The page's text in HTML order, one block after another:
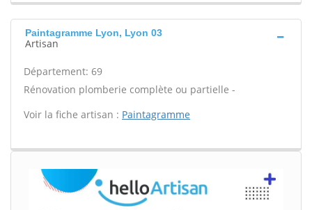
Paintagramme Lyon, Lyon 03
Artisan
Département: 69
Rénovation plomberie complète ou partielle -
Voir la fiche artisan : Paintagramme